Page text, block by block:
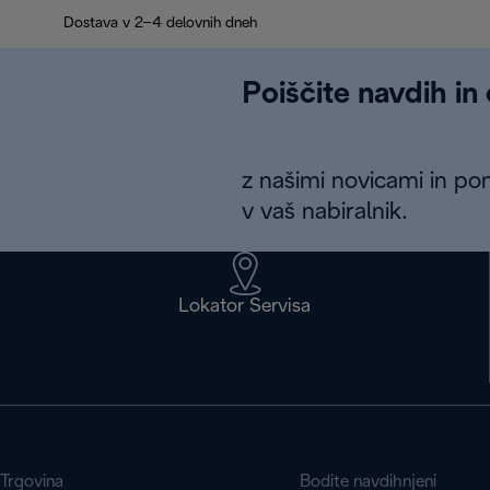
Dostava v 2–4 delovnih dneh
Poiščite navdih
z našimi novicami in
v vaš nabiralnik.
Lokator Servisa
Trgovina Bodite navdihnjeni